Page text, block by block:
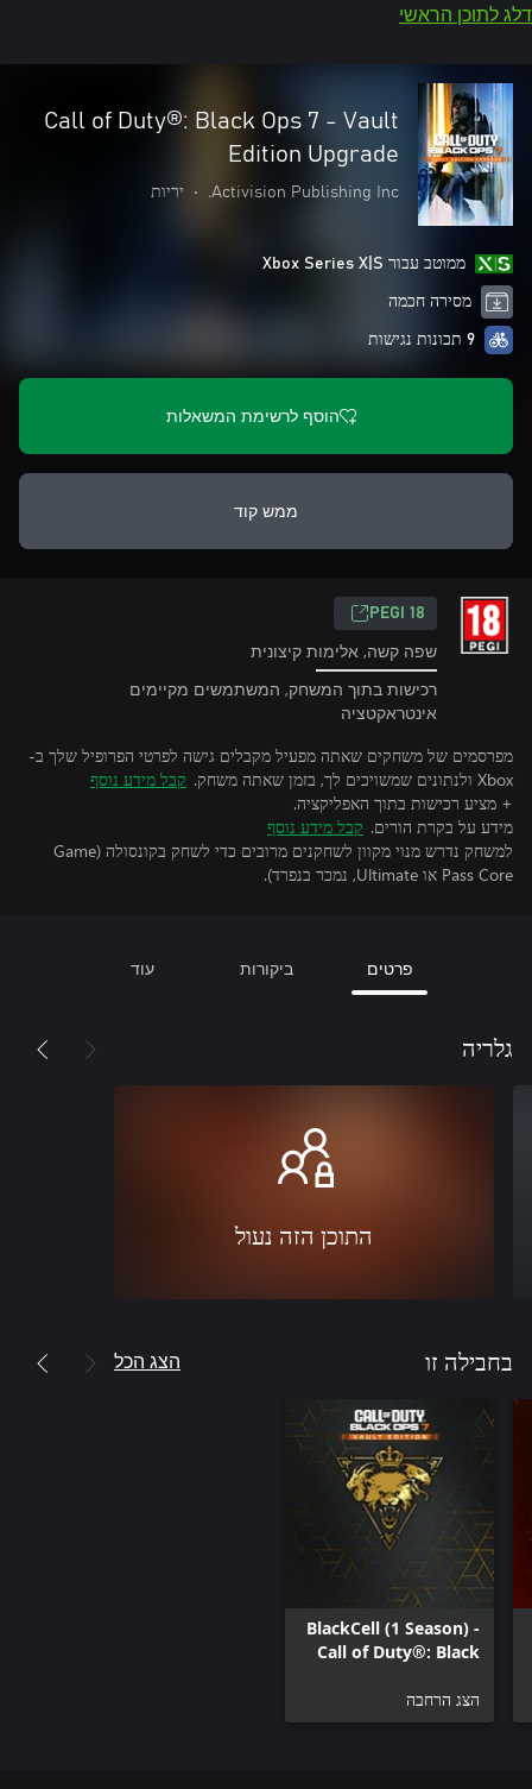
דלג לתוכן הראשי
Call of Duty®: Black Ops 7 - Vault
Edition Upgrade
Activision Publishing Inc.
• יריות
ממוטב עבור Xbox Series X|S
מסירה חכמה
9 תכונות נגישות
הוסף לרשימת המשאלות
ממש קוד
PEGI 18
שפה קשה, אלימות קיצונית
רכישות בתוך המשחק, המשתמשים מקיימים
אינטראקטציה
מפרסמים של משחקים שאתה מפעיל מקבלים גישה לפרטי הפרופיל שלך ב-
Xbox ולנתונים שמשויכים לך, בזמן שאתה משחק.
קבל מידע נוסף
+ מציע רכישות בתוך האפליקציה.
מידע על בקרת הורים. קבל מידע נוסף
למשחק נדרש מנוי מקוון לשחקנים מרובים כדי לשחק בקונסולה (Game
Pass Core או Ultimate, נמכר בנפרד).
פרטים ביקורות עוד
גלריה
התוכן הזה נעול
בחבילה זו הצג הכל
BlackCell (1 Season) -
Call of Duty®: Black
הצג הרחבה